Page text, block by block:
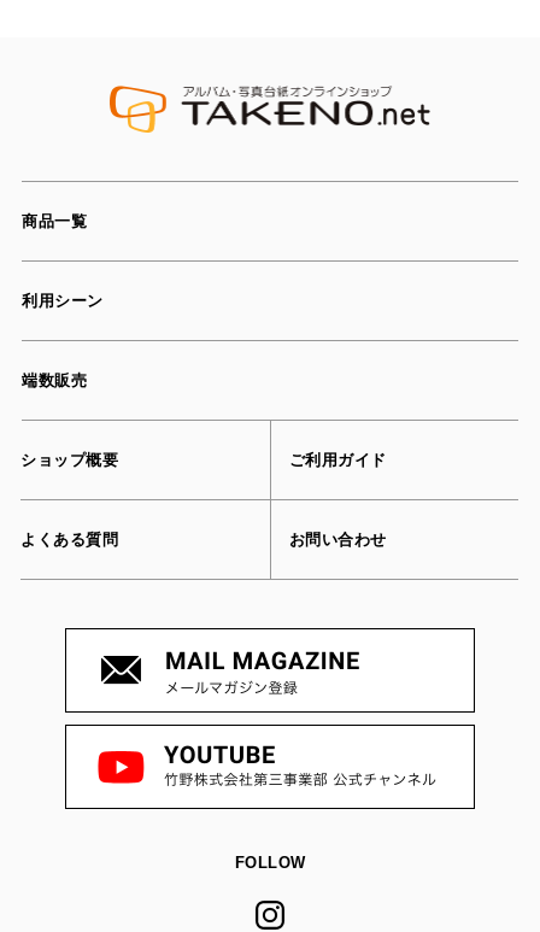
商品一覧
利用シーン
端数販売
ショップ概要 ご利用ガイド
よくある質問 お問い合わせ
FOLLOW